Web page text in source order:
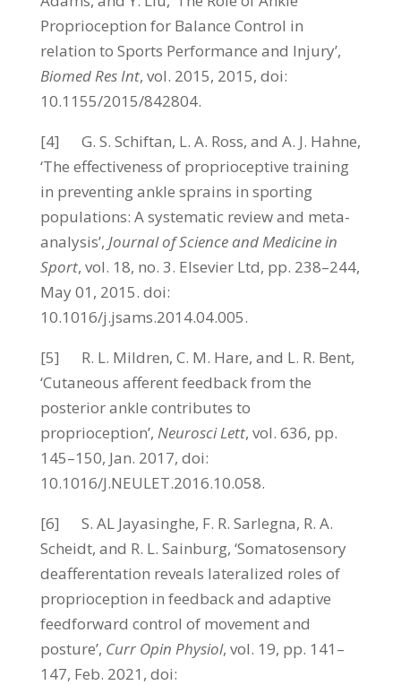
Proprioception for Balance Control in
relation to Sports Performance and Injury’,
Biomed Res Int, vol. 2015, 2015, doi:
10.1155/2015/842804.
[4] G. S. Schiftan, L. A. Ross, and A. J. Hahne,
‘The effectiveness of proprioceptive training
in preventing ankle sprains in sporting
populations: A systematic review and meta-
analysis’, Journal of Science and Medicine in
Sport, vol. 18, no. 3. Elsevier Ltd, pp. 238–244,
May 01, 2015. doi:
10.1016/j.jsams.2014.04.005.
[5] R. L. Mildren, C. M. Hare, and L. R. Bent,
‘Cutaneous afferent feedback from the
posterior ankle contributes to
proprioception’, Neurosci Lett, vol. 636, pp.
145–150, Jan. 2017, doi:
10.1016/J.NEULET.2016.10.058.
[6] S. AL Jayasinghe, F. R. Sarlegna, R. A.
Scheidt, and R. L. Sainburg, ‘Somatosensory
deafferentation reveals lateralized roles of
proprioception in feedback and adaptive
feedforward control of movement and
posture’, Curr Opin Physiol, vol. 19, pp. 141–
147, Feb. 2021, doi: